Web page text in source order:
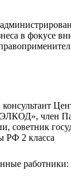
в фокусе
член
советник
РФ 2 класса